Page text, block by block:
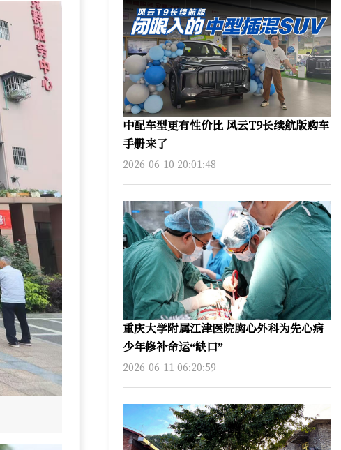
中配车型更有性价比 风云T9长续航版购车
手册来了
2026-06-10 20:01:48
重庆大学附属江津医院胸心外科为先心病
少年修补命运“缺口”
2026-06-11 06:20:59